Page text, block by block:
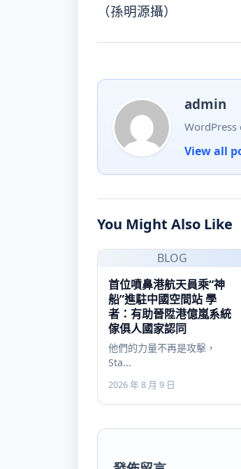
（孫明源攝）
admin
WordPress
View all
You Might Also Like
BLOG
首位噴鼻港航天員乘“神
船”進駐中國空間站 學
者：有助晉陞港億嵐系統
傢俱人國家認同
他們的力量不再是攻擊，
Sta...
2026 年 8 月 9 日